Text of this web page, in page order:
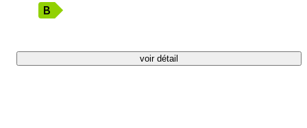
B
voir détail